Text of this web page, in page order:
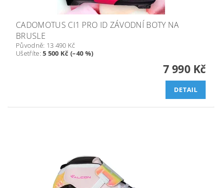
CADOMOTUS CI1 PRO ID ZÁVODNÍ BOTY NA
BRUSLE
Původně: 13 490 Kč
Ušetříte:5 500 Kč (–40 %)
7 990 Kč
DETAIL